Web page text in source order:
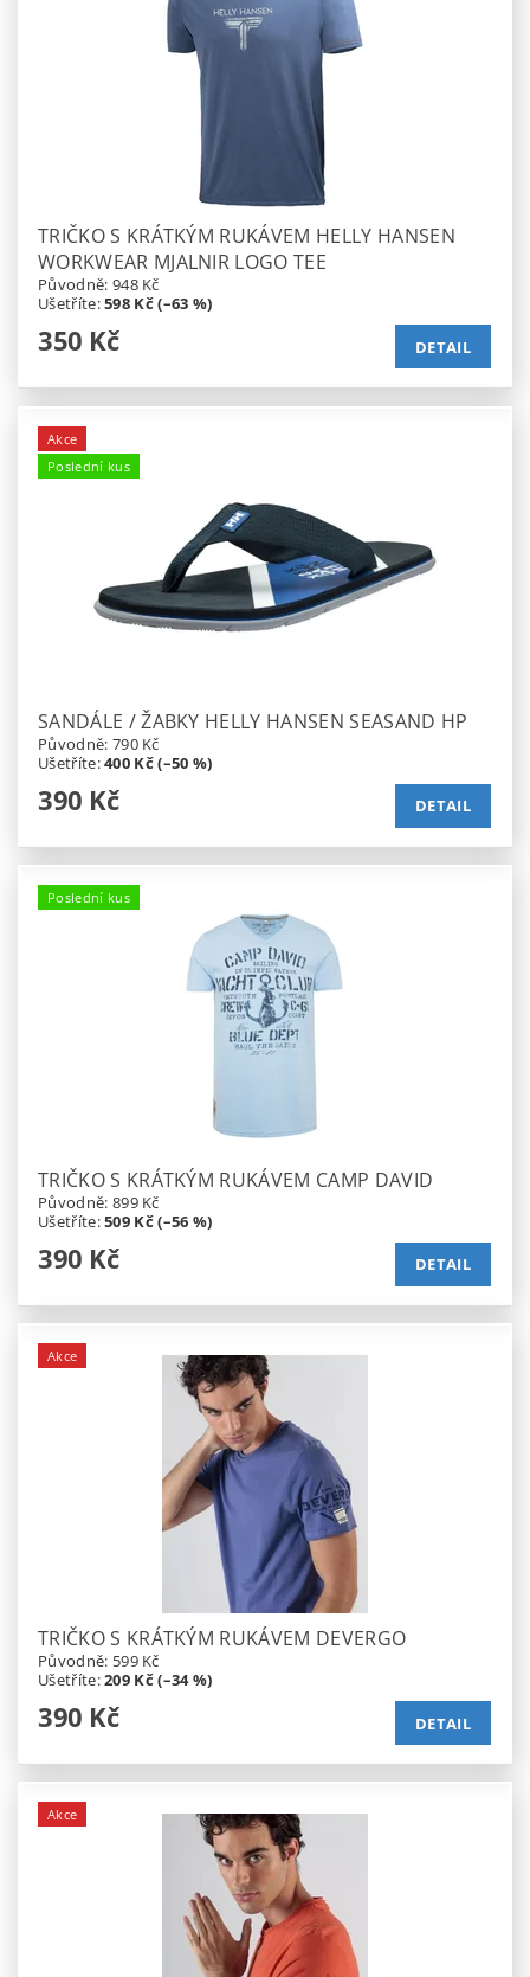
TRIČKO S KRÁTKÝM RUKÁVEM HELLY HANSEN
WORKWEAR MJALNIR LOGO TEE
Původně: 948 Kč
Ušetříte:598 Kč (–63 %)
350 Kč DETAIL
Akce
Poslední kus
SANDÁLE / ŽABKY HELLY HANSEN SEASAND HP
Původně: 790 Kč
Ušetříte:400 Kč (–50 %)
390 Kč DETAIL
Poslední kus
TRIČKO S KRÁTKÝM RUKÁVEM CAMP DAVID
Původně: 899 Kč
Ušetříte:509 Kč (–56 %)
390 Kč DETAIL
Akce
TRIČKO S KRÁTKÝM RUKÁVEM DEVERGO
Původně: 599 Kč
Ušetříte:209 Kč (–34 %)
390 Kč DETAIL
Akce